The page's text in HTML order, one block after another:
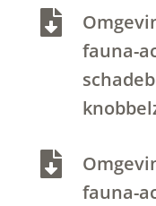

fauna-

fauna-